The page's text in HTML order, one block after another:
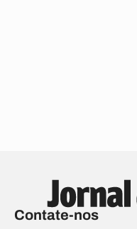
Contate-nos